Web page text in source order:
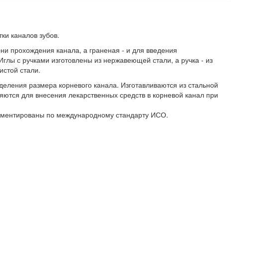
каналов зубов.
прохождения канала, а граненая - и для введения
с ручками изготовлены из нержавеющей стали, а ручка - из
стали.
размера корневого канала. Изготавливаются из стальной
для внесения лекарственных средств в корневой канал при
по международному стандарту ИСО.